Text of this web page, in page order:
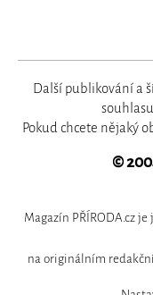
Další publikování a
souhlasu
Pokud chcete nějaký
©
Magazín PŘÍRODA.cz
na originálním